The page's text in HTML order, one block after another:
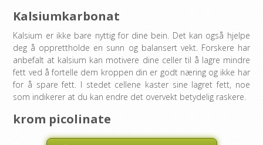
Kalsiumkarbonat
Kalsium er ikke bare nyttig for dine bein. Det kan også hjelpe
deg å opprettholde en sunn og balansert vekt. Forskere har
anbefalt at kalsium kan motivere dine celler til å lagre mindre
fett ved å fortelle dem kroppen din er godt næring og ikke har
for å spare fett. I stedet cellene kaster sine lagret fett, noe
som indikerer at du kan endre det overvekt betydelig raskere.
krom picolinate